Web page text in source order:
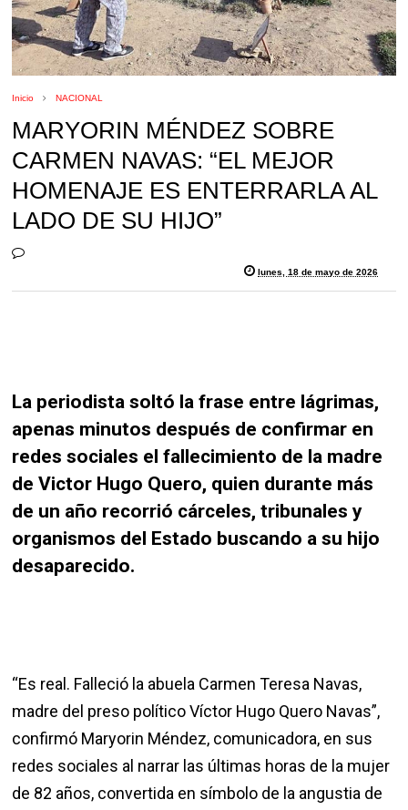
Inicio NACIONAL
MARYORIN MÉNDEZ SOBRE
CARMEN NAVAS: “EL MEJOR
HOMENAJE ES ENTERRARLA AL
LADO DE SU HIJO”
lunes, 18 de mayo de 2026
La periodista soltó la frase entre lágrimas,
apenas minutos después de confirmar en
redes sociales el fallecimiento de la madre
de Victor Hugo Quero, quien durante más
de un año recorrió cárceles, tribunales y
organismos del Estado buscando a su hijo
desaparecido.
“Es real. Falleció la abuela Carmen Teresa Navas,
madre del preso político Víctor Hugo Quero Navas”,
confirmó Maryorin Méndez, comunicadora, en sus
redes sociales al narrar las últimas horas de la mujer
de 82 años, convertida en símbolo de la angustia de